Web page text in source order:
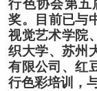
行色协会第
奖。
目前已与
视觉艺术学院、
织大学、 苏州
有限公司 、红
行色彩培训
，